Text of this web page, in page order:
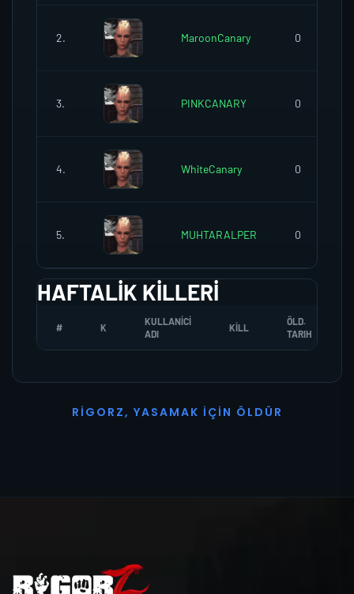
2. MaroonCanary 0
3. PINKCANARY 0
4. WhiteCanary 0
5. MUHTARALPER 0
HAFTALIK KILLERI
# K
KULLANICI
ADI
KILL
ÖLD.
TARIH
R I G O R Z, YASAMAK İ ÇI N Ö L D Ü R